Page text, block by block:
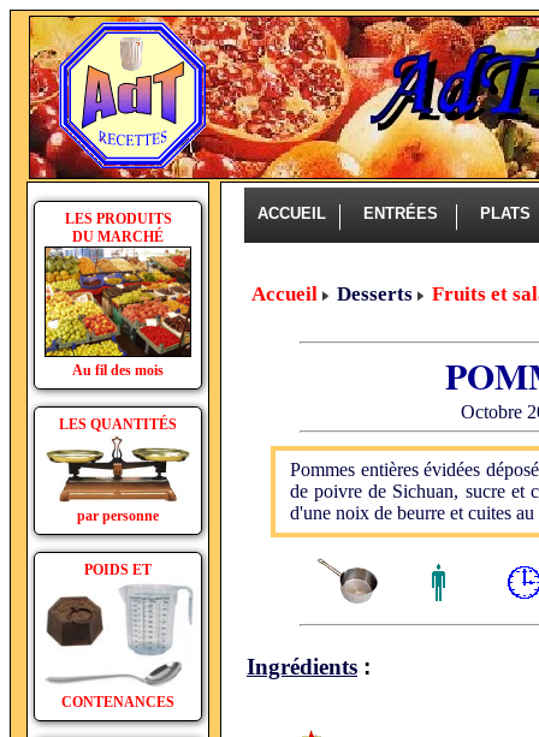
LES PRODUITS
DU MARCHÉ
Au fil des mois
LES QUANTITÉS
par personne
POIDS ET
CONTENANCES
ACCUEIL ENTRÉES PLATS
Accueil Desserts Fruits et
Octobre
Pommes entières évidées
de poivre de Sichuan, sucre et
d'une noix de beurre et cuites
Ingrédients :